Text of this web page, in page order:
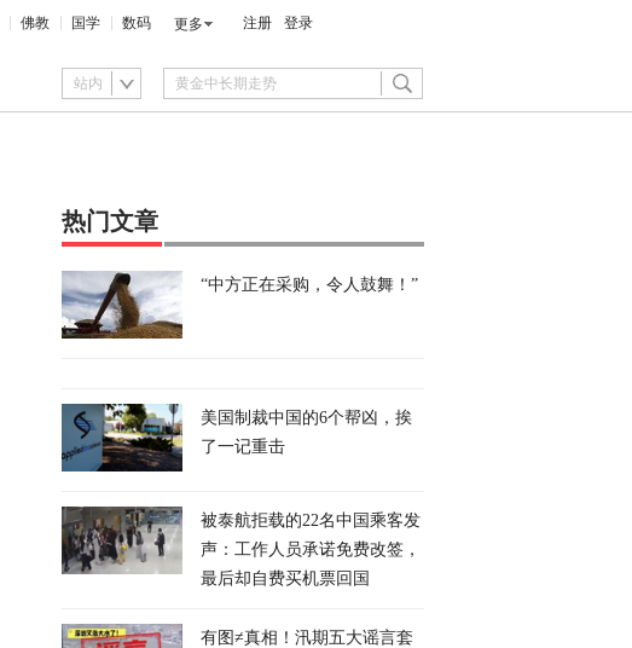
佛教 国学 数码 更多 注册 登录
站内
热门文章
“中方正在采购，令人鼓舞！”
美国制裁中国的6个帮凶，挨
了一记重击
被泰航拒载的22名中国乘客发
声：工作人员承诺免费改签，
最后却自费买机票回国
有图≠真相！汛期五大谣言套